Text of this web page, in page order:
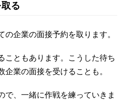
る
の企業の面接予約を取ります。
こともあります。こうした待ち
企業の面接を受けることも。
で、一緒に作戦を練っていきま